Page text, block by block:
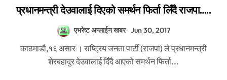
प्रधानमन्त्री देउवालाई दिएको समर्थन फिर्ता लिँदै राजपा…..
एभरेष्ट अन्लाईन खबर Jun 30, 2017
काठमाडौ,१६ असार । राष्ट्रिय जनता पार्टी (राजपा) ले प्रधानमन्त्री
शेरबहादुर देउवालाई दिँदै आएको समर्थन फिर्ता...